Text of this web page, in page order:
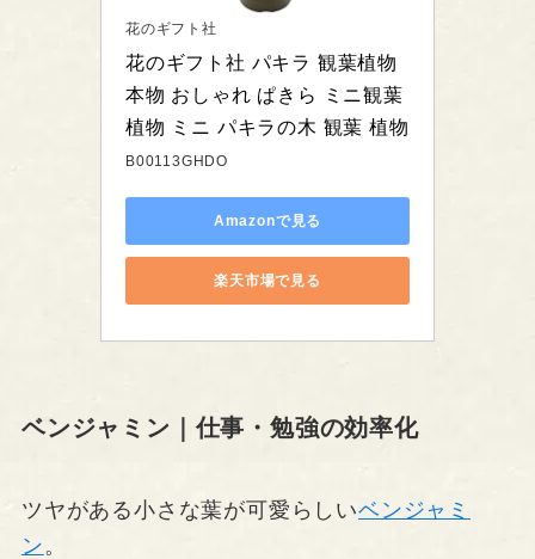
花のギフト社
花のギフト社 パキラ 観葉植物
本物 おしゃれ ぱきら ミニ観葉
植物 ミニ パキラの木 観葉 植物
B00113GHDO
Amazonで見る
楽天市場で見る
ベンジャミン｜仕事・勉強の効率化
ツヤがある小さな葉が可愛らしいベンジャミ
ン 。